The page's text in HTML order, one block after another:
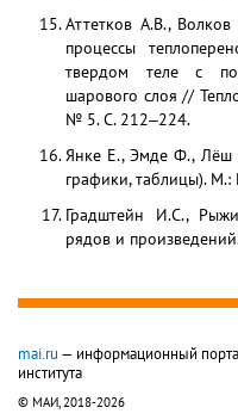
Аттетков А.В.,
процессы
твердом теле с
шарового слоя //
№ 5. С. 212‒224.
Янке Е., Эмде Ф., Лёш
графики, таблицы). М.:
Градштейн И.С.,
рядов и
mai.ru — информационный
института
© МАИ, 2018-2026